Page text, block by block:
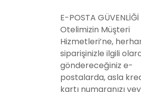
E-POSTA GÜVENLİĞİ
Otelimizin Müşteri
Hizmetleri’ne,
siparişinizle ilgili
göndereceğiniz e-
postalarda, asla
kartı numaranızı